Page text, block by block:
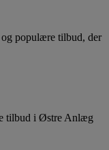
og populære tilbud, der
tilbud i Østre Anlæg